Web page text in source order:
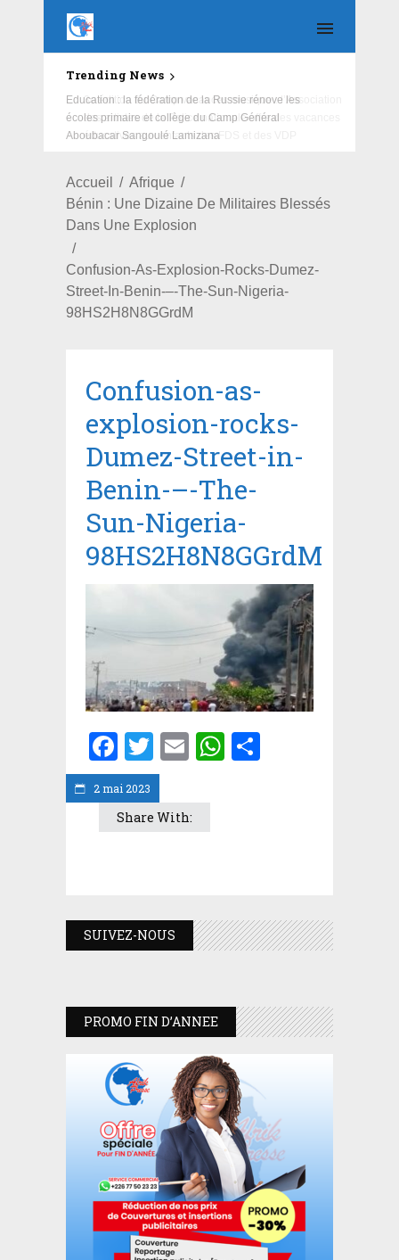
Trending News
Education : la fédération de la Russie rénove les
écoles primaire et collège du Camp Général
Aboubacar Sangoulé Lamizana
Accueil
Afrique
Bénin : Une Dizaine De Militaires Blessés
Dans Une Explosion
Confusion-As-Explosion-Rocks-Dumez-
Street-In-Benin-–-The-Sun-Nigeria-
98HS2H8N8GGrdM
2 mai 2023
Confusion-as-
explosion-rocks-
Dumez-Street-in-
Benin-–-The-
Sun-Nigeria-
98HS2H8N8GGrdM
Facebook
Twitter
EmailWhatsApp
Share With:
SUIVEZ-NOUS
PROMO FIN D’ANNEE